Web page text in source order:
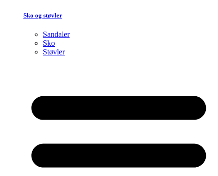
Sko og støvler
Sandaler
Sko
Støvler